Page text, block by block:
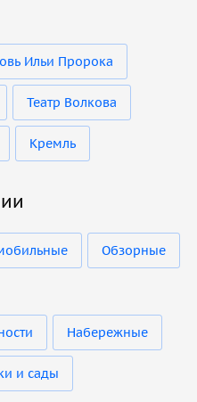
Ильи Пророка
Театр Волкова
Кремль
Обзорные
Набережные
и сады